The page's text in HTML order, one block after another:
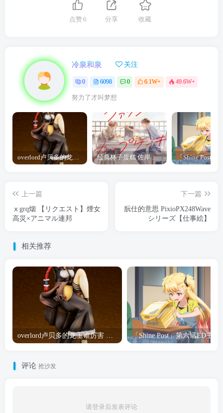
点赞6 分享 收藏
冷泉和泉 关注
0 6098 0 6.1W+ 49.6W+
努力了才叫梦想
overlord卢贝多的龙王谁厉害 「Overlord」露普斯蕾琪娜·贝塔手办开订 经典杯子蛋糕 佐岸 漫画「经典杯子蛋糕」宣布真人日剧化
上一篇
ⅹgrq烟 【リクエスト】煙女
高災×アニマル連邦
下一篇
朊仕的意思 PixioPX248Wave
シリーズ【仕事絵】
相关推荐
评论 抢沙发
请登录后发表评论